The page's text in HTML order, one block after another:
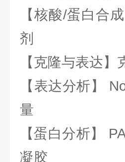
【核酸/蛋白合
剂
【克隆与表达
【表达分析】
量
【蛋白分析】
凝胶